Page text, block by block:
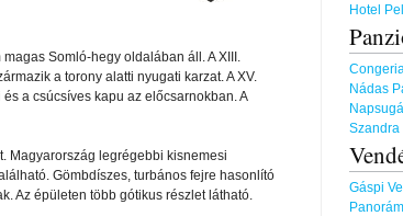
Somló-hegy oldalában áll. A XIII.
a torony alatti nyugati karzat. A XV.
a csúcsíves kapu az előcsarnokban. A
Magyarország legrégebbi kisnemesi
Gömbdíszes, turbános fejre hasonlító
Az épületen több gótikus részlet látható.
Hotel
Nádas
Szandra
Gáspi